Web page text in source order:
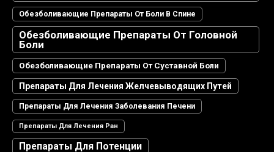
Обезболивающие Препараты От Боли В Спине
Обезболивающие Препараты От Головной
Боли
Обезболивающие Препараты От Суставной Боли
Препараты Для Лечения Желчевыводящих Путей
Препараты Для Лечения Заболевания Печени
Препараты Для Лечения Ран
Препараты Для Потенции